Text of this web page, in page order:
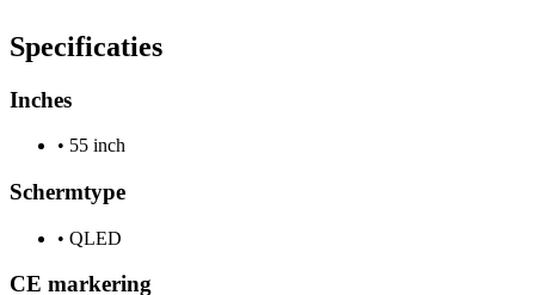
Specificaties
Inches
• 55 inch
Schermtype
• QLED
CE markering